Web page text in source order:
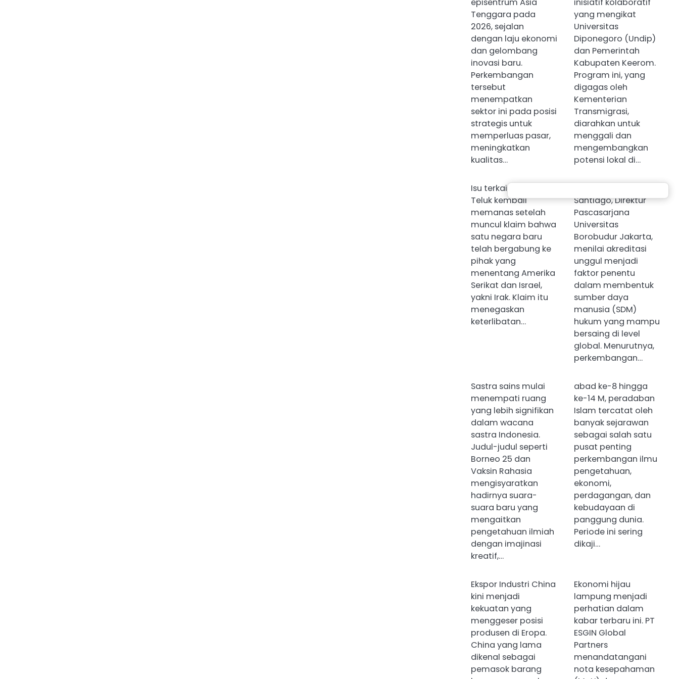
episentrum Asia
Tenggara pada
2026, sejalan
dengan laju ekonomi
dan gelombang
inovasi baru.
Perkembangan
tersebut
menempatkan
sektor ini pada posisi
strategis untuk
memperluas pasar,
meningkatkan
kualitas…
inisiatif kolaboratif
yang mengikat
Universitas
Diponegoro (Undip)
dan Pemerintah
Kabupaten Keerom.
Program ini, yang
digagas oleh
Kementerian
Transmigrasi,
diarahkan untuk
menggali dan
mengembangkan
potensi lokal di…
Isu terkait perang di
Teluk kembali
memanas setelah
muncul klaim bahwa
satu negara baru
telah bergabung ke
pihak yang
menentang Amerika
Serikat dan Israel,
yakni Irak. Klaim itu
menegaskan
keterlibatan…
Santiago, Direktur
Pascasarjana
Universitas
Borobudur Jakarta,
menilai akreditasi
unggul menjadi
faktor penentu
dalam membentuk
sumber daya
manusia (SDM)
hukum yang mampu
bersaing di level
global. Menurutnya,
perkembangan…
Sastra sains mulai
menempati ruang
yang lebih signifikan
dalam wacana
sastra Indonesia.
Judul-judul seperti
Borneo 25 dan
Vaksin Rahasia
mengisyaratkan
hadirnya suara-
suara baru yang
mengaitkan
pengetahuan ilmiah
dengan imajinasi
kreatif,…
abad ke-8 hingga
ke-14 M, peradaban
Islam tercatat oleh
banyak sejarawan
sebagai salah satu
pusat penting
perkembangan ilmu
pengetahuan,
ekonomi,
perdagangan, dan
kebudayaan di
panggung dunia.
Periode ini sering
dikaji…
Ekspor Industri China
kini menjadi
kekuatan yang
menggeser posisi
produsen di Eropa.
China yang lama
dikenal sebagai
pemasok barang
Ekonomi hijau
lampung menjadi
perhatian dalam
kabar terbaru ini. PT
ESGIN Global
Partners
menandatangani
nota kesepahaman